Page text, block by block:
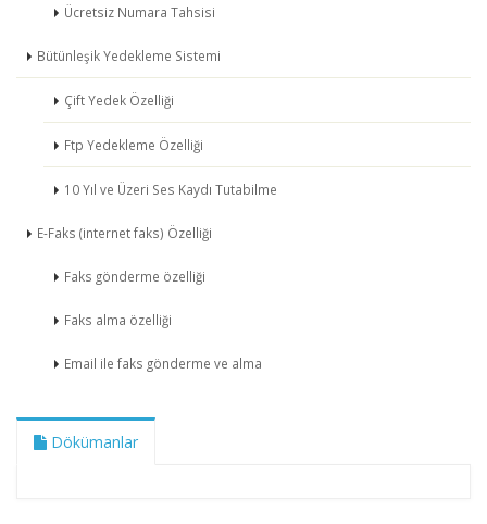
Ücretsiz Numara Tahsisi
Bütünleşik Yedekleme Sistemi
Çift Yedek Özelliği
Ftp Yedekleme Özelliği
10 Yıl ve Üzeri Ses Kaydı Tutabilme
E-Faks (internet faks) Özelliği
Faks gönderme özelliği
Faks alma özelliği
Email ile faks gönderme ve alma
Dökümanlar